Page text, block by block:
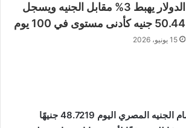
الدولار يهبط 3% مقابل الجنيه ويسجل
50.44 جنيه كأدنى مستوى في 100 يوم
15 يونيو، 2026
سجل سعر الدولار أمام الجنيه المصري اليوم 48.7219 جنيهًا